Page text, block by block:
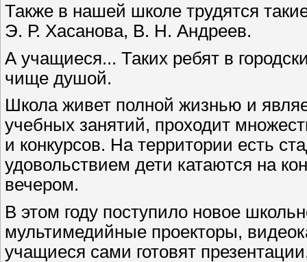
Также в нашей школе трудятся
Э. Р. Хасанова, В. Н. Андреев.
А учащиеся... Таких ребят в
чище душой.
Школа живет полной жизнью и
учебных занятий, проходит
и конкурсов. На территории есть
удовольствием дети катаются на
вечером.
В этом году поступило новое
мультимедийные проекторы,
учащиеся сами готовят